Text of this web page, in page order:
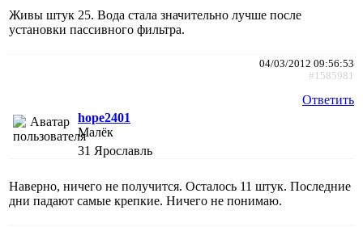
Живы штук 25. Вода стала значительно лучше после
установки пассивного фильтра.
04/03/2012 09:56:53
#1585981
Ответить
hope2401
Малёк
31 Ярославль
Наверно, ничего не получится. Осталось 11 штук. Последние
дни падают самые крепкие. Ничего не понимаю.